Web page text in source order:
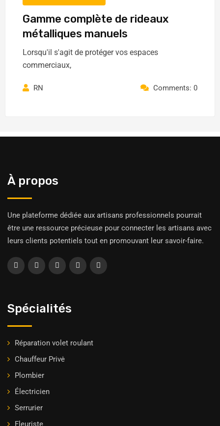
Gamme complète de rideaux
métalliques manuels
Lorsqu'il s'agit de protéger vos espaces
commerciaux,
RN Comments: 0
À propos
Une plateforme dédiée aux artisans professionnels pourrait
être une ressource précieuse pour connecter les artisans avec
leurs clients potentiels tout en promouvant leur savoir-faire.
Spécialités
Réparation volet roulant
Chauffeur Privė
Plombier
Électricien
Serrurier
Fleuriste